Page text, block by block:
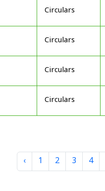
Circulars
Circulars
Circulars
Circulars
‹ 1 2 3 4